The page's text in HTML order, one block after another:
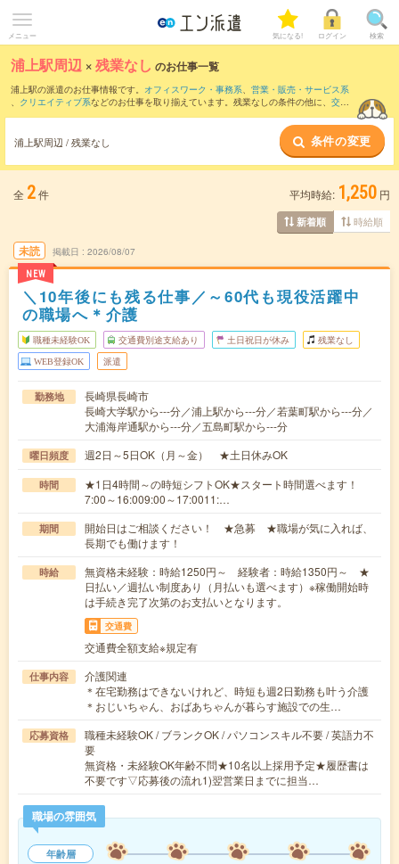
メニュー 気になる! ログイン 検索
浦上駅周辺 ×残業なし のお仕事一覧
浦上駅の派遣のお仕事情報です。 オフィスワーク・事務系、 営業・販売・サービス系
、 クリエイティブ系などのお仕事を取り揃えています。残業なしの条件の他に、 交通
浦上駅周辺 / 残業なし 条件の変更
全 2件 平均時給: 1,250 円
新着順 時給順
未読
NEW
掲載日 2026/08/07
＼10年後にも残る仕事／～60代も現役活躍中
の職場へ＊介護
職種未経験OK 交通費別途支給あり 土日祝日が休み 残業なし
WEB登録OK 派遣
勤務地
長崎県長崎市
長崎大学駅から---分／浦上駅から---分／若葉町駅から---分／
大浦海岸通駅から---分／五島町駅から---分
曜日頻度 週2日～5日OK（月～金） ★土日休みOK
時間
★1日4時間～の時短シフトOK★スタート時間選べます！
7:00～16:009:00～17:0011:…
期間
開始日はご相談ください！ ★急募 ★職場が気に入れば、
長期でも働けます！
時給
無資格未経験：時給1250円～ 経験者：時給1350円～ ★
日払い／週払い制度あり（月払いも選べます）※稼働開始時
は手続き完了次第のお支払いとなります。
交通費
交通費全額支給※規定有
仕事内容
介護関連
＊在宅勤務はできないけれど、時短も週2日勤務も叶う介護
＊おじいちゃん、おばあちゃんが暮らす施設での生…
応募資格
職種未経験OK / ブランクOK / パソコンスキル不要 / 英語力不
要
無資格・未経験OK年齢不問★10名以上採用予定★履歴書は
不要です▽応募後の流れ1)翌営業日までに担当…
職場の雰囲気
年齢層